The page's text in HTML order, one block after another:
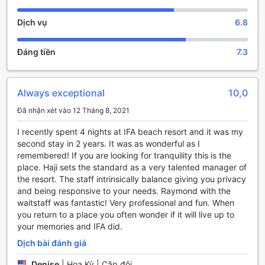
Trải Nghiệm Giải Trí Tuyệt Vời Tại Ifa Beach Resort
gian giải trí đầy thú vị và thư giãn. Khu vực quầy bar của
resort là nơi lý tưởng để bạn thưởng thức những ly cocktail
mát lạnh và những đồ uống đặc trưng của Zanzibar, trong
thể gặp gỡ bạn bè mới và tận hưởng không khí vui vẻ, sôi
động vào buổi tối.
Ngoài ra, Ifa Beach Resort còn sở hữu một salon sang
trọng, nơi bạn có thể thư giãn và chăm sóc bản thân với
các dịch vụ làm đẹp chuyên nghiệp. Đặc biệt, không thể
không nhắc đến khu vực spa và massage, nơi mang đến
cho bạn những liệu pháp thư giãn tuyệt vời, giúp xua tan
mọi căng thẳng và mệt mỏi. Khu vườn xanh tươi của resort
cũng là một điểm nhấn, nơi bạn có thể đi dạo, tận hưởng
không khí trong lành và thưởng thức vẻ đẹp của thiên
nhiên. Tất cả những tiện nghi này sẽ mang đến cho bạn
những trải nghiệm giải trí tuyệt vời và khó quên khi lưu trú
Cơ Sở Vật Chất Thể Thao Tại Ifa Beach Resort
Dịch vụ 6.8
Đáng tiền 7.3
Always exceptional 10,0
Đã nhận xét vào 12 Tháng 8, 2021
I recently spent 4 nights at IFA beach resort and it was my
second stay in 2 years. It was as wonderful as I
remembered! If you are looking for tranquility this is the
place. Haji sets the standard as a very talented manager of
the resort. The staff intrinsically balance giving you privacy
and being responsive to your needs. Raymond with the
waitstaff was fantastic! Very professional and fun. When
you return to a place you often wonder if it will live up to
your memories and IFA did.
Dịch bài đánh giá